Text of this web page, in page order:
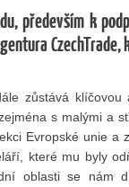
především k
zůstává
s malými a
Evropské unie a
které mu byly
oblasti se nám